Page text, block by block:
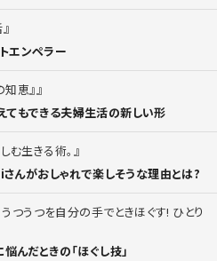
エンペラー
恵』
もできる夫婦生活の新しい形
む生きる術。
んがおしゃれで楽しそうな理由とは?
つうつを自分の手でときほぐす! ひとり
んだときの「ほぐし技」